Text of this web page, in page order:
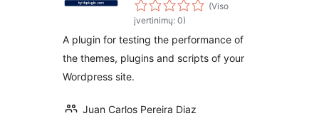
(Viso
įvertinimų: 0)
A plugin for testing the performance of
the themes, plugins and scripts of your
Wordpress site.
Juan Carlos Pereira Diaz